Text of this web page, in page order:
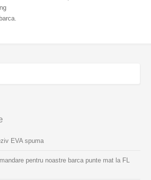
EVA spuma
pentru noastre barca punte mat la FL